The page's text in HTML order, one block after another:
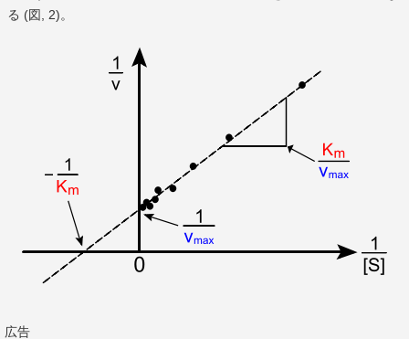
る (図, 2)。
広告